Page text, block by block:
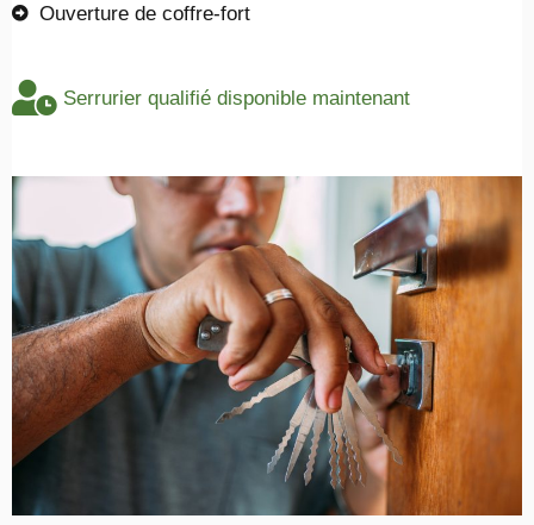
Ouverture de coffre-fort
Serrurier qualifié disponible maintenant